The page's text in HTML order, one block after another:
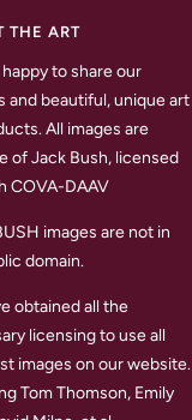
THE ART
happy to share our
and beautiful, unique art
All images are
of Jack Bush, licensed
COVA-DAAV
images are not in
domain.
obtained all the
licensing to use all
images on our website.
Tom Thomson, Emily